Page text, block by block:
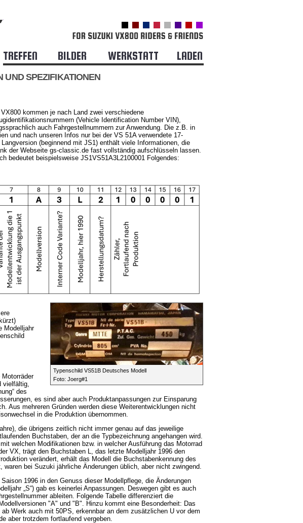
TREFFEN BILDER WERKSTATT LADEN
UND SPEZIFIKATIONEN
VX800 kommen je nach Land zwei verschiedene
(Vehicle Identification Number VIN),
auch Fahrgestellnummern zur Anwendung. Die z.B. in
und nach unseren Infos nur bei der VS 51A verwendete 17-
(beginnend mit JS1) enthält viele Informationen, die
der Webseite gs-classic.de fast vollständig aufschlüsseln lassen.
bedeutet beispielsweise JS1VS51A3L2100001 Folgendes:
Typenschild VS51B Deutsches Modell
Foto: Joerg#1
Modelljahr
vielfältig,
des
es sind aber auch Produktanpassungen zur Einsparung
Aus mehreren Gründen werden diese Weiterentwicklungen nicht
in die Produktion übernommen.
die übrigens zeitlich nicht immer genau auf das jeweilige
Buchstaben, der an die Typbezeichnung angehangen wird.
welchen Modifikationen bzw. in welcher Ausführung das Motorrad
VX, trägt den Buchstaben L, das letzte Modelljahr 1996 den
verändert, erhält das Modell die Buchstabenkennung des
bei Suzuki jährliche Änderungen üblich, aber nicht zwingend.
1996 in den Genuss dieser Modellpflege, die Änderungen
„S“) gab es keinerlei Anpassungen. Deswegen gibt es auch
ableiten. Folgende Tabelle differenziert die
"A" und "B". Hinzu kommt eine Besonderheit: Das
Werk auch mit 50PS, erkennbar an dem zusätzlichen U vor dem
aber trotzdem fortlaufend vergeben.